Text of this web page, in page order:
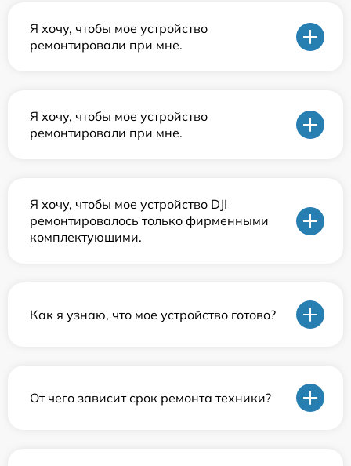
Я хочу, чтобы мое устройство
ремонтировали при мне.
Я хочу, чтобы мое устройство
ремонтировали при мне.
Я хочу, чтобы мое устройство DJI
ремонтировалось только фирменными
комплектующими.
Как я узнаю, что мое устройство готово?
От чего зависит срок ремонта техники?